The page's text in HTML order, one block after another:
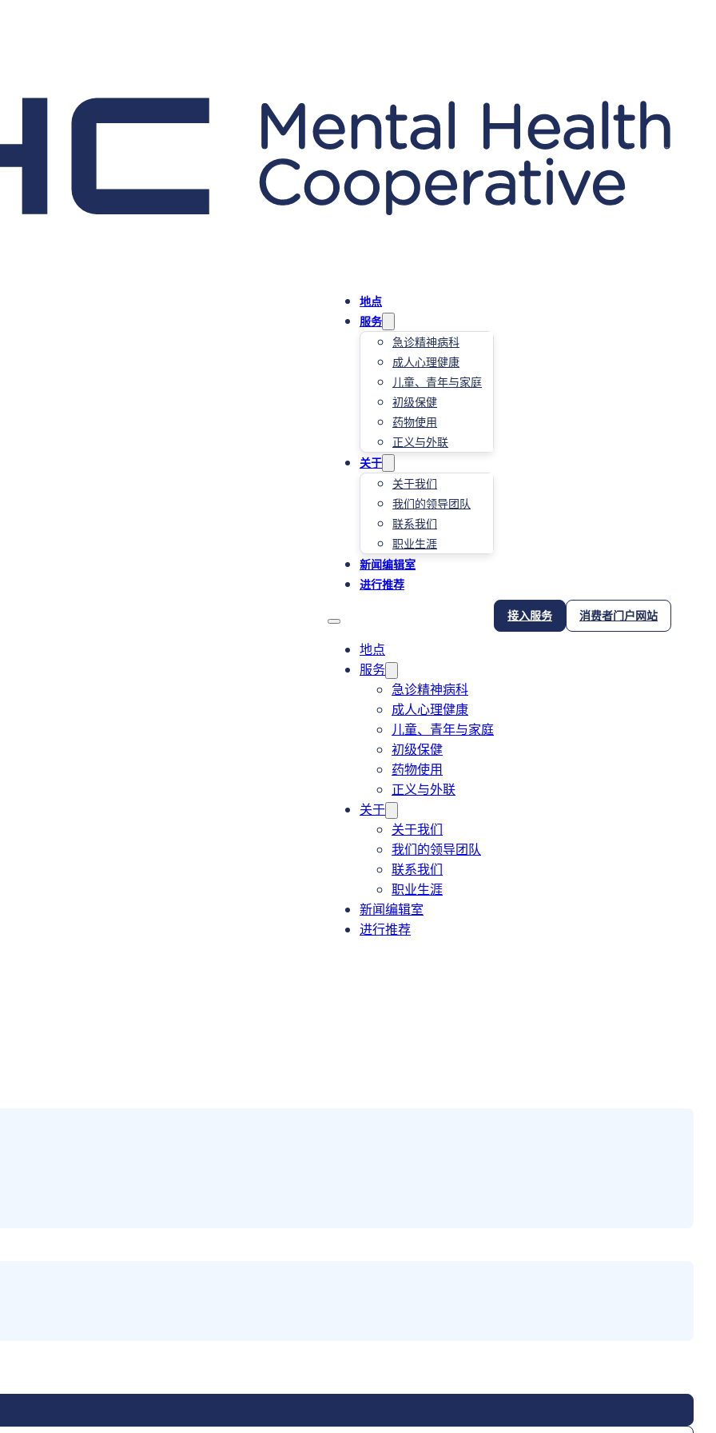
地点
服务
急诊精神病科
成人心理健康
儿童、青年与家庭
初级保健
药物使用
正义与外联
关于
关于我们
我们的领导团队
联系我们
职业生涯
新闻编辑室
进行推荐
地点
服务
急诊精神病科
成人心理健康
儿童、青年与家庭
初级保健
药物使用
正义与外联
关于
关于我们
我们的领导团队
联系我们
职业生涯
新闻编辑室
进行推荐
接入服务 消费者门户网站